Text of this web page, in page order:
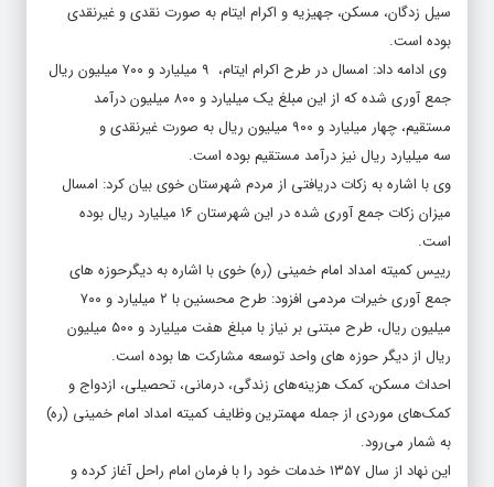
سیل زدگان، مسکن، جهیزیه و اکرام ایتام به صورت نقدی و غیرنقدی
بوده است.
وی ادامه داد: امسال در طرح اکرام ایتام، ۹ میلیارد و ۷۰۰ میلیون ریال
جمع آوری شده که از این مبلغ یک میلیارد و ۸۰۰ میلیون درآمد
مستقیم، چهار میلیارد و ۹۰۰ میلیون ریال به صورت غیرنقدی و
سه میلیارد ریال نیز درآمد مستقیم بوده است.
وی با اشاره به زکات دریافتی از مردم شهرستان خوی بیان کرد: امسال
میزان زکات جمع آوری شده در این شهرستان ۱۶ میلیارد ریال بوده
است.
رییس کمیته امداد امام خمینی (ره) خوی با اشاره به دیگرحوزه های
جمع آوری خیرات مردمی افزود: طرح محسنین با ۲ میلیارد و ۷۰۰
میلیون ریال، طرح مبتنی بر نیاز با مبلغ هفت میلیارد و ۵۰۰ میلیون
ریال از دیگر حوزه های واحد توسعه مشارکت ها بوده است.
احداث مسکن، کمک هزینه‌های زندگی، درمانی، تحصیلی، ازدواج و
کمک‌های موردی از جمله مهمترین وظایف کمیته امداد امام خمینی (ره)
به شمار می‌رود.
این نهاد از سال ۱۳۵۷ خدمات خود را با فرمان امام راحل آغاز کرده و